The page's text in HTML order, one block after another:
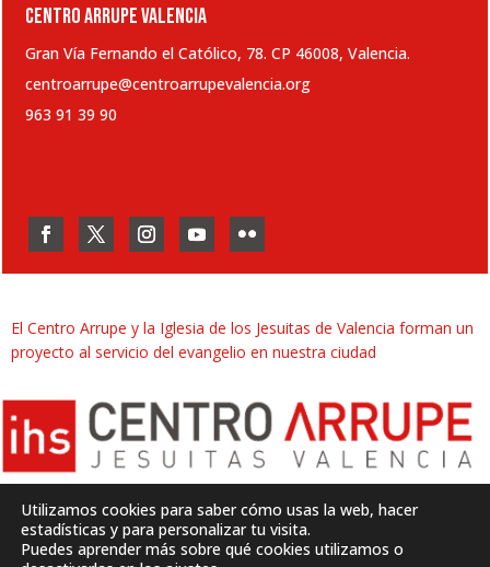
CENTRO ARRUPE VALENCIA
Gran Vía Fernando el Católico, 78. CP 46008, Valencia.
centroarrupe@centroarrupevalencia.org
963 91 39 90
El Centro Arrupe y la Iglesia de los Jesuitas de Valencia forman un
proyecto al servicio del evangelio en nuestra ciudad
Utilizamos cookies para saber cómo usas la web, hacer
estadísticas y para personalizar tu visita.
Puedes aprender más sobre qué cookies utilizamos o